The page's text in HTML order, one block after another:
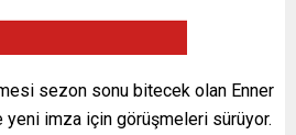
sezon sonu bitecek olan Enner
yeni imza için görüşmeleri sürüyor.